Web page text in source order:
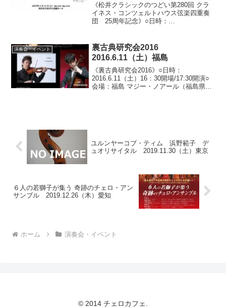
《松井クラシックのつどい第280回 クラ
イネス・コンツェルトハウス弦楽四重奏
団 25周年記念》○日時：
上安松）○料金： 前売1,300円（当日1,...
演奏会・イベント
裏古典研究会2016
2016.6.11（土）福島
《裏古典研究会2016》○日時：
2016.6.11（土）16：30開場/17:30開演○
会場：福島 マジー・ノアール（福島県福
ユルンヤーコブ・ティム 浜野範子 デ
ュオリサイタル 2019.11.30（土）東京
６人の若獅子が集う 奇跡のチェロ・アン
サンブル 2019.12.26（木）愛知
ホーム 演奏会・イベント
© 2014 チェロカフェ.